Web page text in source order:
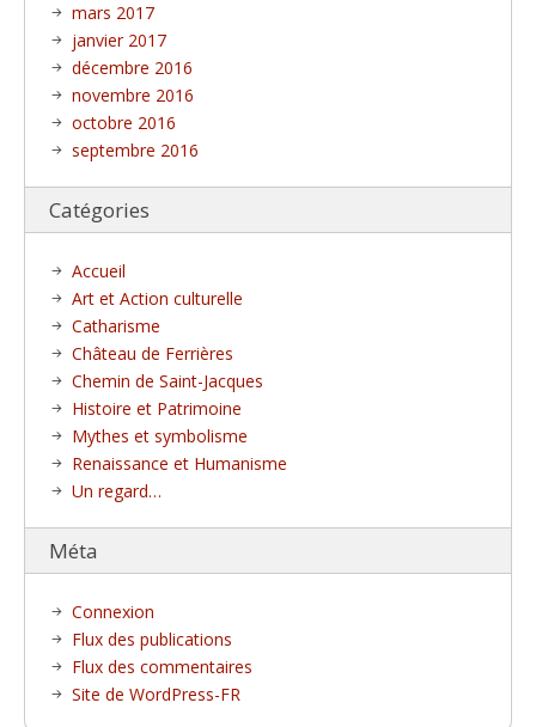
mars 2017
janvier 2017
décembre 2016
novembre 2016
octobre 2016
septembre 2016
Catégories
Accueil
Art et Action culturelle
Catharisme
Château de Ferrières
Chemin de Saint-Jacques
Histoire et Patrimoine
Mythes et symbolisme
Renaissance et Humanisme
Un regard…
Méta
Connexion
Flux des publications
Flux des commentaires
Site de WordPress-FR